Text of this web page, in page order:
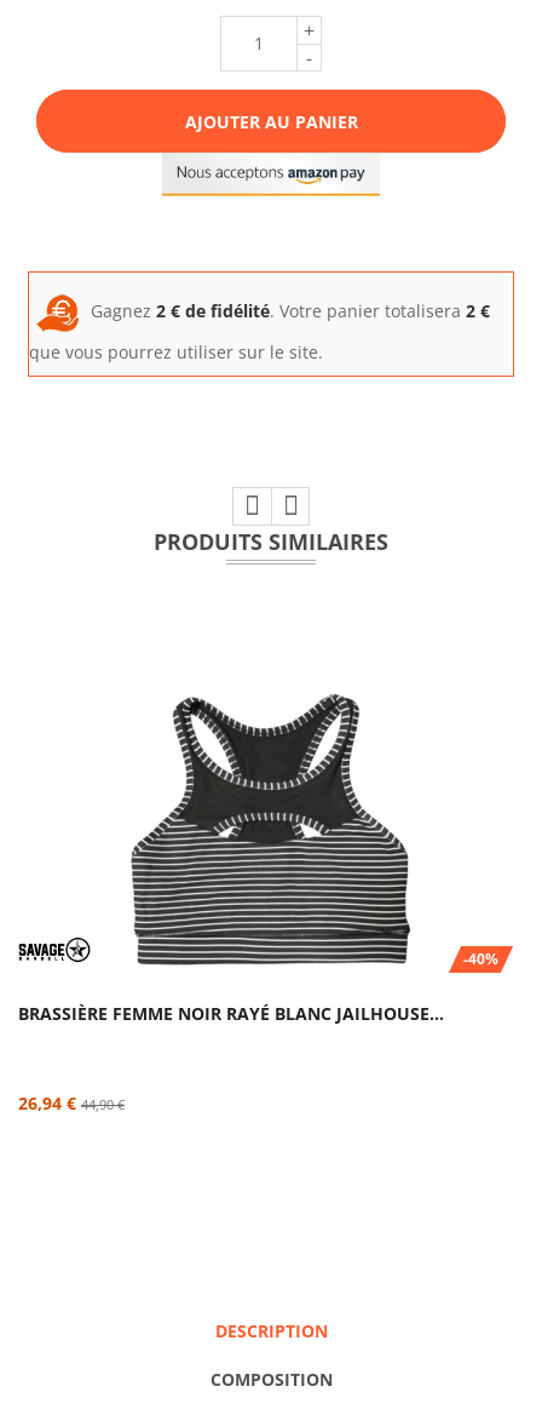
+
-
AJOUTER AU PANIER
Gagnez 2 € de fidélité. Votre panier totalisera 2 €
que vous pourrez utiliser sur le site.
PRODUITS SIMILAIRES
-40%
BRASSIÈRE FEMME NOIR RAYÉ BLANC JAILHOUSE...
26,94 € 44,90 €
DESCRIPTION
COMPOSITION